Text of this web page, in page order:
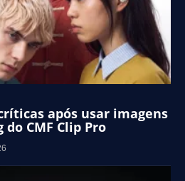
após usar imagens
CMF Clip Pro